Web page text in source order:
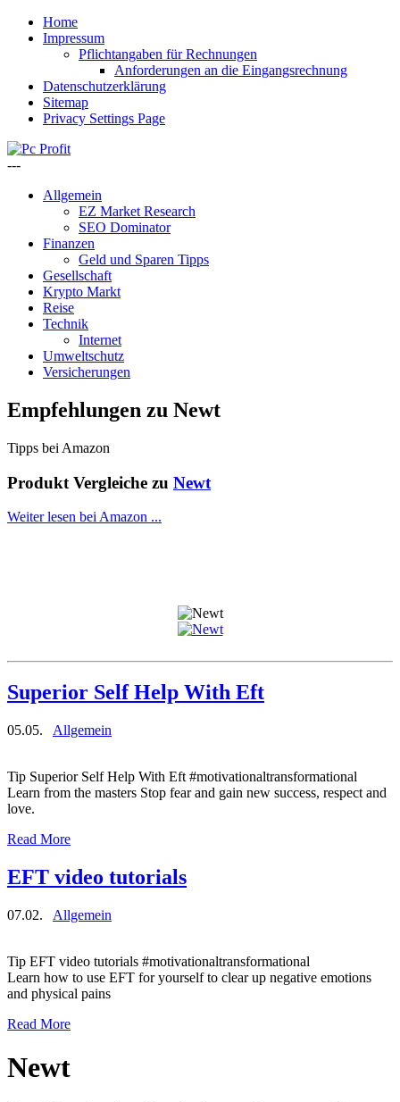
Home
Impressum
Pflichtangaben für Rechnungen
Anforderungen an die Eingangsrechnung
Datenschutzerklärung
Sitemap
Privacy Settings Page
---
Allgemein
EZ Market Research
SEO Dominator
Finanzen
Geld und Sparen Tipps
Gesellschaft
Krypto Markt
Reise
Technik
Internet
Umweltschutz
Versicherungen
Empfehlungen zu Newt
Tipps bei Amazon
Produkt Vergleiche zu Newt
Weiter lesen bei Amazon ...
Superior Self Help With Eft
05.05. Allgemein
Tip Superior Self Help With Eft #motivationaltransformational
Learn from the masters Stop fear and gain new success, respect and
love.
Read More
EFT video tutorials
07.02. Allgemein
Tip EFT video tutorials #motivationaltransformational
Learn how to use EFT for yourself to clear up negative emotions
and physical pains
Read More
Newt